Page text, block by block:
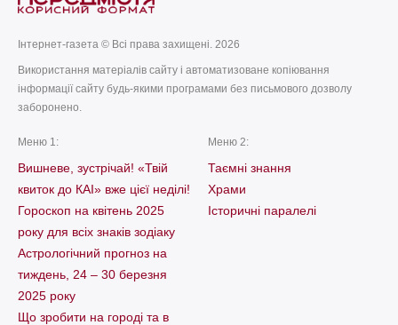
Інтернет-газета © Всі права захищені. 2026
Використання матеріалів сайту і автоматизоване копіювання
інформації сайту будь-якими програмами без письмового дозволу
заборонено.
Меню 1:
Вишневе, зустрічай! «Твій
квиток до КАІ» вже цієї неділі!
Гороскоп на квітень 2025
року для всіх знаків зодіаку
Астрологічний прогноз на
тиждень, 24 – 30 березня
2025 року
Що зробити на городі та в
Меню 2:
Таємні знання
Храми
Історичні паралелі